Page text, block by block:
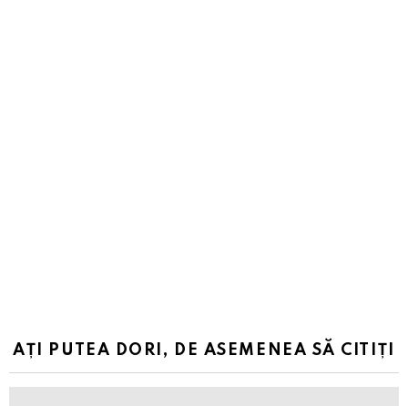
AȚI PUTEA DORI, DE ASEMENEA SĂ CITIȚI